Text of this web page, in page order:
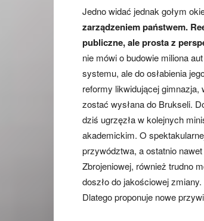
Jedno widać jednak gołym
zarządzeniem państwem.
publiczne, ale prosta z
nie mówi o budowie miliona
systemu, ale do osłabienia
reformy likwidującej gimnazja,
zostać wysłana do Brukseli.
dziś ugrzęzła w kolejnych
akademickim. O
przywództwa, a ostatnio
Zbrojeniowej, również trudno
doszło do jakościowej
Dlatego proponuje nowe